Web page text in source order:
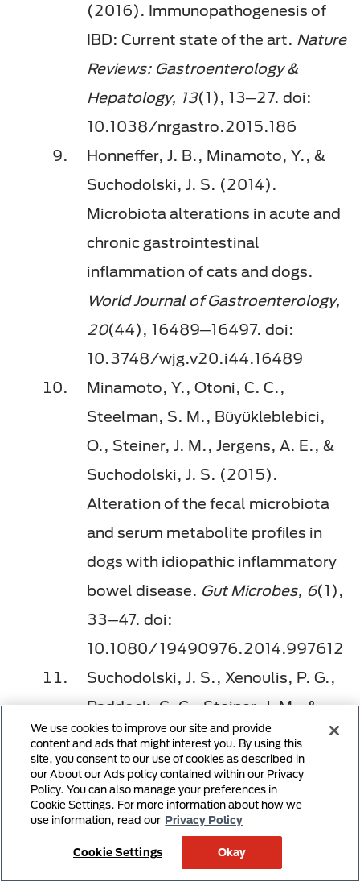
(2016). Immunopathogenesis of
IBD: Current state of the art. Nature
Reviews: Gastroenterology &
Hepatology, 13(1), 13─27. doi:
10.1038/nrgastro.2015.186
Honneffer, J. B., Minamoto, Y., &
Suchodolski, J. S. (2014).
Microbiota alterations in acute and
chronic gastrointestinal
inflammation of cats and dogs.
World Journal of Gastroenterology,
20(44), 16489─16497. doi:
10.3748/wjg.v20.i44.16489
Minamoto, Y., Otoni, C. C.,
Steelman, S. M., Büyükleblebici,
O., Steiner, J. M., Jergens, A. E., &
Suchodolski, J. S. (2015).
Alteration of the fecal microbiota
and serum metabolite profiles in
dogs with idiopathic inflammatory
bowel disease. Gut Microbes, 6(1),
33─47. doi:
10.1080/19490976.2014.997612
Suchodolski, J. S., Xenoulis, P. G.,
Paddock, C. G., Steiner, J. M., &
Jergens, A. E. (2010). Molecular
analysis of the bacterial microbiota
in duodenal biopsies from dogs with
idiopathic inflammatory bowel
disease.Veterinary Microbiology,
We use cookies to improve our site and provide
content and ads that might interest you. By using this
site, you consent to our use of cookies as described in
our About our Ads policy contained within our Privacy
Policy. You can also manage your preferences in
Cookie Settings. For more information about how we
use information, read our Privacy Policy
Cookie Settings Okay